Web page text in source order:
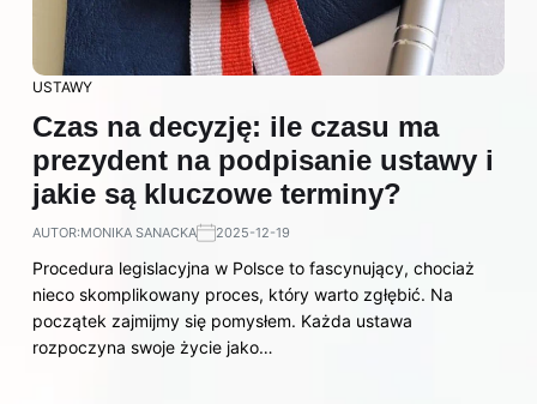
USTAWY
Czas na decyzję: ile czasu ma
prezydent na podpisanie ustawy i
jakie są kluczowe terminy?
AUTOR:MONIKA SANACKA 2025-12-19
Procedura legislacyjna w Polsce to fascynujący, chociaż
nieco skomplikowany proces, który warto zgłębić. Na
początek zajmijmy się pomysłem. Każda ustawa
rozpoczyna swoje życie jako…